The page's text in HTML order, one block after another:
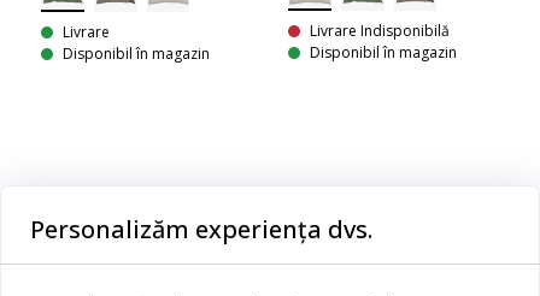
Livrare
Disponibil în magazin
Livrare Indisponibilă
Disponibil în magazin
Personalizăm experiența dvs.